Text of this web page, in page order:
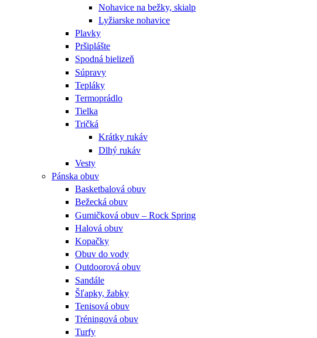
Nohavice na bežky, skialp
Lyžiarske nohavice
Plavky
Pršiplášte
Spodná bielizeň
Súpravy
Tepláky
Termoprádlo
Tielka
Tričká
Krátky rukáv
Dlhý rukáv
Vesty
Pánska obuv
Basketbalová obuv
Bežecká obuv
Gumičková obuv – Rock Spring
Halová obuv
Kopačky
Obuv do vody
Outdoorová obuv
Sandále
Šľapky, žabky
Tenisová obuv
Tréningová obuv
Turfy